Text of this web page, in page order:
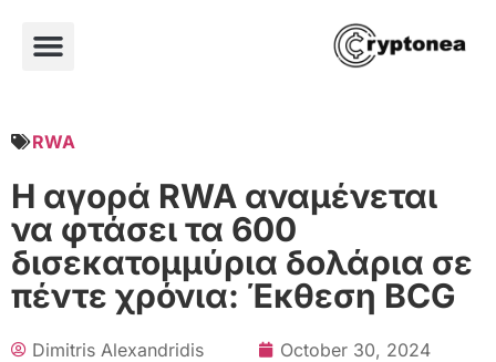
RWA
Η αγορά RWA αναμένεται
να φτάσει τα 600
δισεκατομμύρια δολάρια σε
πέντε χρόνια: Έκθεση BCG
Dimitris Alexandridis
October 30, 2024